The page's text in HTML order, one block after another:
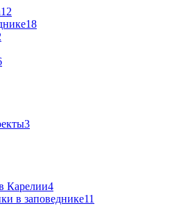
12
18
3
Карелии4
в заповеднике11